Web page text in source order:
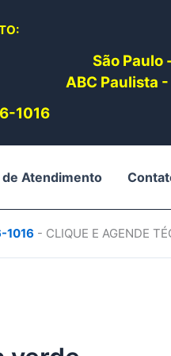
1016
São Paulo
ABC Paulista
de Atendimento
1016 - CLIQUE E AGENDE